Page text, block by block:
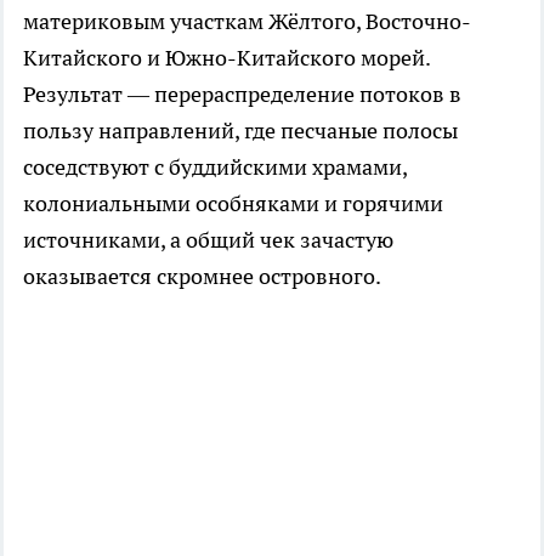
материковым участкам Жёлтого, Восточно-
Китайского и Южно-Китайского морей.
Результат — перераспределение потоков в
пользу направлений, где песчаные полосы
соседствуют с буддийскими храмами,
колониальными особняками и горячими
источниками, а общий чек зачастую
оказывается скромнее островного.